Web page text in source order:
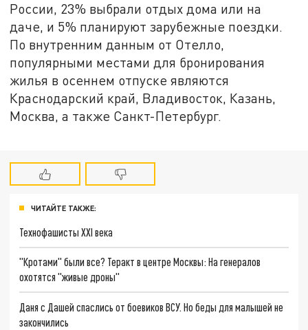
России, 23% выбрали отдых дома или на
даче, и 5% планируют зарубежные поездки.
По внутренним данным от Отелло,
популярными местами для бронирования
жилья в осеннем отпуске являются
Краснодарский край, Владивосток, Казань,
Москва, а также Санкт-Петербург.
ЧИТАЙТЕ ТАКЖЕ:
Технофашисты XXI века
"Кротами" были все? Теракт в центре Москвы: На генералов
охотятся "живые дроны"
Даня с Дашей спаслись от боевиков ВСУ. Но беды для малышей не
закончились